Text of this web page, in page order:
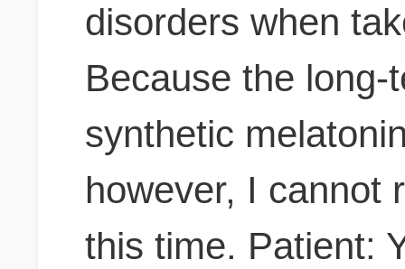
disorders when
Because the
synthetic
however, I cannot
this time. Patient: